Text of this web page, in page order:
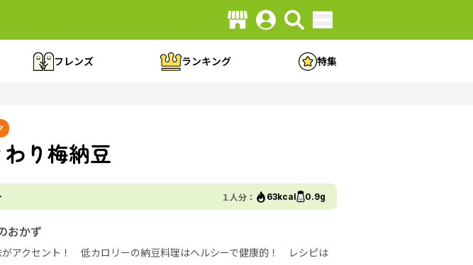
フレンズ ランキング 特集
り梅納豆
１人分： 63kcal 0.9g
おかず
がアクセント！ 低カロリーの納豆料理はヘルシーで健康的！ レシピは